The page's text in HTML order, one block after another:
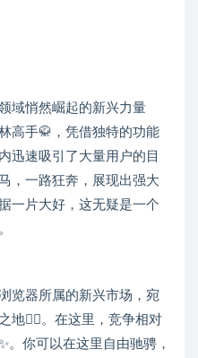
域悄然崛起的新兴力量
高手🥋，凭借独特的功能
迅速吸引了大量用户的目
，一路狂奔，展现出强大
一片大好，这无疑是一个
览器所属的新兴市场，宛
地🏴‍☠️。在这里，竞争相对
。你可以在这里自由驰骋，